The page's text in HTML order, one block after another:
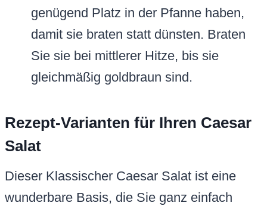
genügend Platz in der Pfanne haben,
damit sie braten statt dünsten. Braten
Sie sie bei mittlerer Hitze, bis sie
gleichmäßig goldbraun sind.
Rezept-Varianten für Ihren Caesar
Salat
Dieser Klassischer Caesar Salat ist eine
wunderbare Basis, die Sie ganz einfach